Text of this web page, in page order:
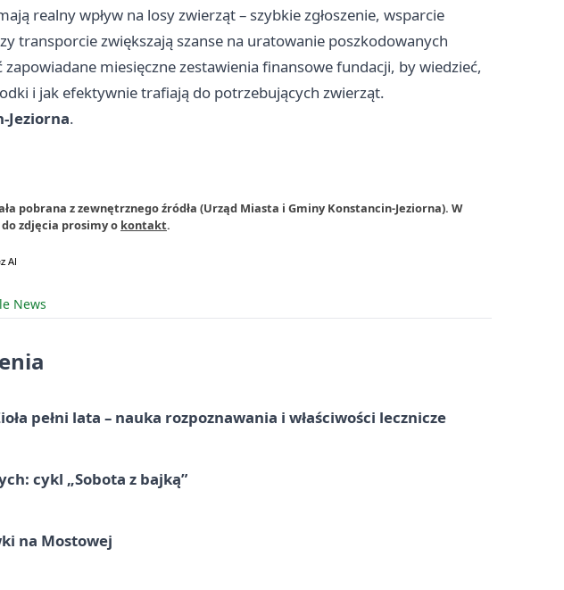
realny wpływ na losy zwierząt – szybkie zgłoszenie, wsparcie
transporcie zwiększają szanse na uratowanie poszkodowanych
miesięczne zestawienia finansowe fundacji, by wiedzieć,
i jak efektywnie trafiają do potrzebujących zwierząt.
Jeziorna.
pobrana z zewnętrznego źródła (Urząd Miasta i Gminy Konstancin-Jeziorna). W
zdjęcia prosimy o kontakt.
News
pełni lata – nauka rozpoznawania i właściwości lecznicze
cykl „Sobota z bajką”
na Mostowej